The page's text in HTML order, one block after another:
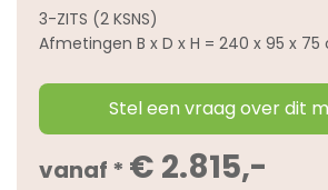
3-ZITS (2 KSNS)
Afmetingen B x D x H = 240 x 95 x 75
Stel een vraag over dit
vanaf * € 2.815,-